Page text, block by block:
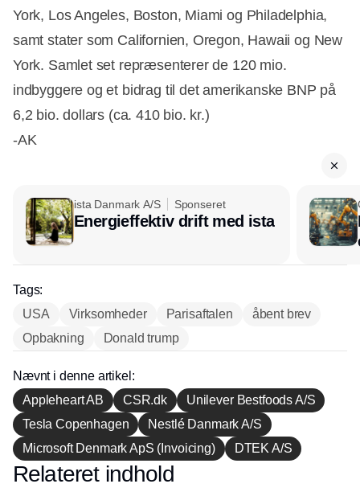
York, Los Angeles, Boston, Miami og Philadelphia,
samt stater som Californien, Oregon, Hawaii og New
York. Samlet set repræsenterer de 120 mio.
indbyggere og et bidrag til det amerikanske BNP på
6,2 bio. dollars (ca. 410 bio. kr.)
-AK
ista Danmark A/S Sponseret
Energieffektiv drift med ista
Tags:
USA
Virksomheder Parisaftalen
åbent brev
Opbakning
Donald trump
Nævnt i denne artikel:
Appleheart AB
CSR.dk
Unilever Bestfoods A/S
Tesla Copenhagen
Nestlé Danmark A/S
Microsoft Denmark ApS (Invoicing)
DTEK A/S
Annonce
Relateret indhold